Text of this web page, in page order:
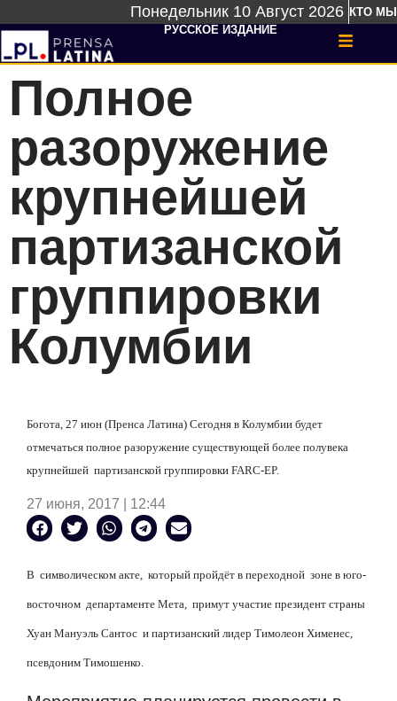
Понедельник 10 Август 2026 КТО МЫ
РУССКОЕ ИЗДАНИЕ
Полное
разоружение
крупнейшей
партизанской
группировки
Колумбии
Богота, 27 июн (Пренса Латина) Сегодня в Колумбии будет
отмечаться полное разоружение существующей более полувека
крупнейшей партизанской группировки FARC-EP.
27 июня, 2017 | 12:44
В символическом акте, который пройдёт в переходной зоне в юго-
восточном департаменте Мета, примут участие президент страны
Хуан Мануэль Сантос и партизанский лидер Тимолеон Хименес,
псевдоним Тимошенко.